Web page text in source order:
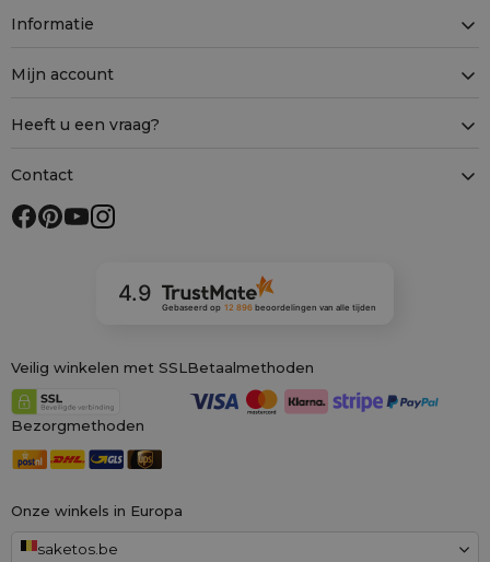
Onze winkels in Europa
saketos.be
Informatie
Mijn account
Heeft u een vraag?
Contact
4.9
Gebaseerd op 12 896 beoordelingenvan alle tijden
Veilig winkelen met SSL Betaalmethoden
Bezorgmethoden